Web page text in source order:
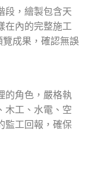
段，繪製包含天
在內的完整施工
覽成果，確認無誤
的角色，嚴格執
木工、水電、空
監工回報，確保